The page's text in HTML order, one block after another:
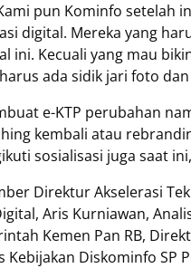
pun Kominfo setelah
digital. Mereka yang
ini. Kecuali yang mau
ada sidik jari foto
e-KTP perubahan
kembali atau
sosialisasi juga saat
Direktur Akselerasi
Aris Kurniawan,
Kemen Pan RB,
Kebijakan Diskominfo